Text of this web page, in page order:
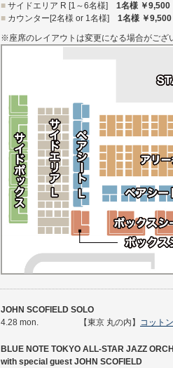
■ サイドエリア R [1～6名様] 1名様 ￥9,500
■ カウンター[2名様 or 1名様] 1名様 ￥9,500
※座席のレイアウトは変更になる場合がござ
JOHN SCOFIELD SOLO
4.28 mon.
【東京 丸の内】 コット
BLUE NOTE TOKYO ALL-STAR JAZZ
with special guest JOHN SCOFIELD